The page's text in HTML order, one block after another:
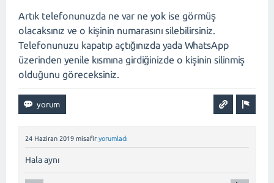
Artık telefonunuzda ne var ne yok ise görmüş
olacaksınız ve o kişinin numarasını silebilirsiniz.
Telefonunuzu kapatıp açtığınızda yada WhatsApp
üzerinden yenile kısmına girdiğinizde o kişinin silinmiş
olduğunu göreceksiniz.
24 Haziran 2019 misafir yorumladı
Hala aynı